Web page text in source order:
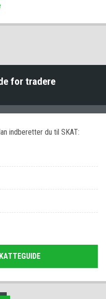
for tradere
indberetter du til SKAT: